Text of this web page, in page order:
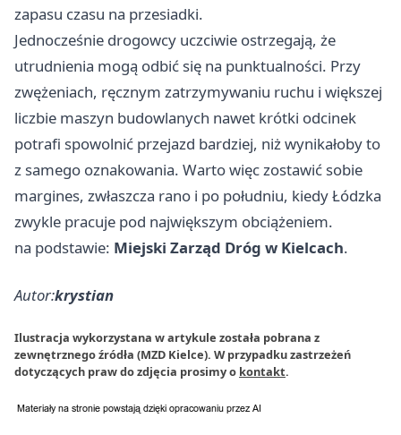
zapasu czasu na przesiadki.
Jednocześnie drogowcy uczciwie ostrzegają, że
utrudnienia mogą odbić się na punktualności. Przy
zwężeniach, ręcznym zatrzymywaniu ruchu i większej
liczbie maszyn budowlanych nawet krótki odcinek
potrafi spowolnić przejazd bardziej, niż wynikałoby to
z samego oznakowania. Warto więc zostawić sobie
margines, zwłaszcza rano i po południu, kiedy Łódzka
zwykle pracuje pod największym obciążeniem.
na podstawie: Miejski Zarząd Dróg w Kielcach.
Autor:krystian
Ilustracja wykorzystana w artykule została pobrana z
zewnętrznego źródła (MZD Kielce). W przypadku zastrzeżeń
dotyczących praw do zdjęcia prosimy o kontakt.